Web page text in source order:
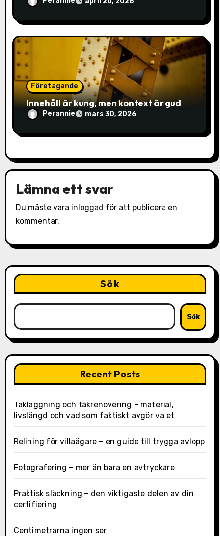
Företagande
Innehåll är kung, men kontext är gud
Perannie mars 30, 2026
Lämna ett svar
Du måste vara inloggad för att publicera en
kommentar.
Sök
Sök
Recent Posts
Takläggning och takrenovering – material,
livslängd och vad som faktiskt avgör valet
Relining för villaägare – en guide till trygga avlopp
Fotografering – mer än bara en avtryckare
Praktisk släckning – den viktigaste delen av din
certifiering
Centimetrarna ingen ser